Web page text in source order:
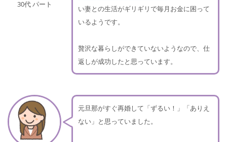
30代 パート
い妻との生活がギリギリで毎月お金に困って
いるようです。
贅沢な暮らしができていないようなので、仕
返しが成功したと思っています。
元旦那がすぐ再婚して「ずるい！」「ありえ
ない」と思っていました。